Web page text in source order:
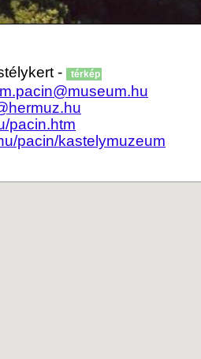
- térkép
pacin.htm
pacin/kastelymuzeum